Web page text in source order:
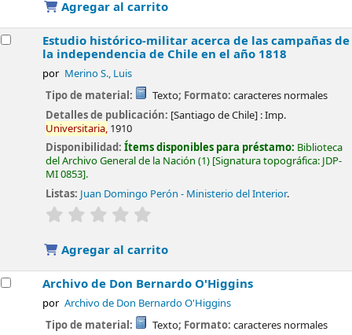
Agregar al carrito
Estudio histórico-militar acerca de las campañas de
la independencia de Chile en el año 1818
por Merino S., Luis
Tipo de material: Texto; Formato: caracteres normales
Detalles de publicación: [Santiago de Chile] :Imp.
Universitaria, 1910
Disponibilidad:Ítems disponibles para préstamo: Biblioteca
del Archivo General de la Nación (1) Signatura topográfica: JDP-
MI 0853 .
Listas: Juan Domingo Perón - Ministerio del Interior.
valoración
Agregar al carrito
Archivo de Don Bernardo O'Higgins
por Archivo de Don Bernardo O'Higgins
Tipo de material: Texto; Formato: caracteres normales